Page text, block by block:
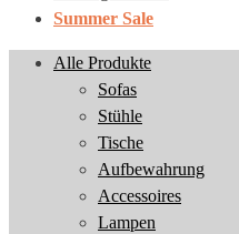
Summer Sale
Alle Produkte
Sofas
Stühle
Tische
Aufbewahrung
Accessoires
Lampen